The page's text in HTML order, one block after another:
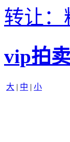
转让：
vip拍
大 | 中 | 小